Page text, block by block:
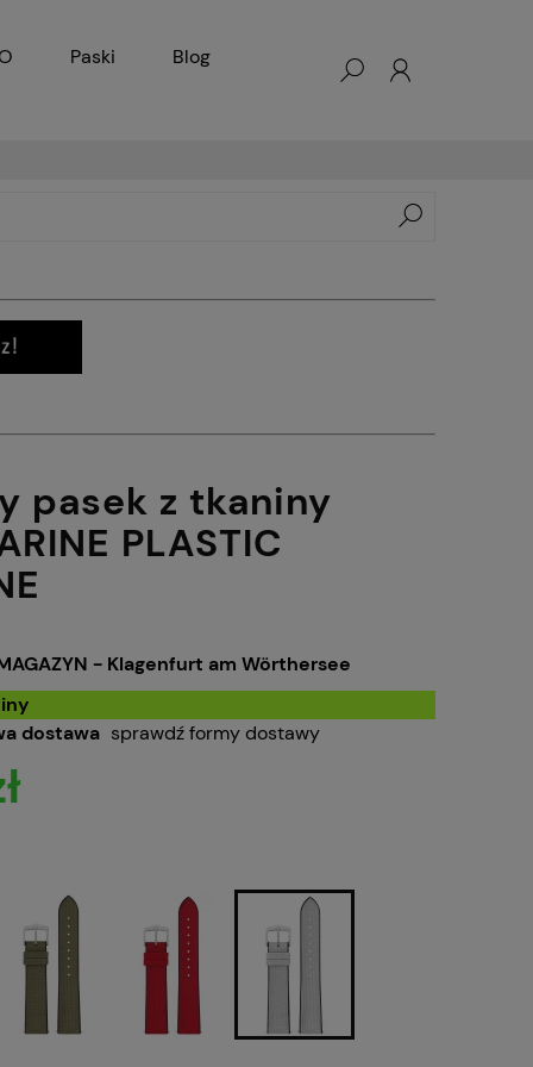
Paski Blog
pasek z tkaniny
PLASTIC
- Klagenfurt am Wörthersee
dostawa sprawdź formy dostawy